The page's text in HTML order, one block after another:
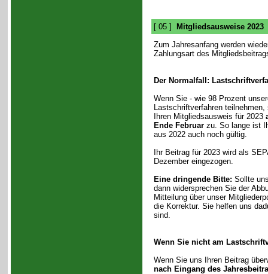
[ 05 ]
Mitgliedsausweise 2023
Zum Jahresanfang werden
Zahlungsart des
Der Normalfall:
Wenn Sie - wie 98 Prozent
Lastschriftverfahren teilnehmen,
Ihren Mitgliedsausweis für 2023
Ende Februarzu. So lange ist
aus 2022 auch noch gültig.
Ihr Beitrag für 2023 wird als
Dezember eingezogen.
Eine dringende Bitte: Sollte
dann widersprechen Sie der
Mitteilung über unser
die Korrektur. Sie helfen uns
sind.
Wenn Sie nicht am
Wenn Sie uns Ihren Beitrag
nach Eingang des